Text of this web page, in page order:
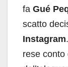
fa Gué
scatto
Instagram
rese conto